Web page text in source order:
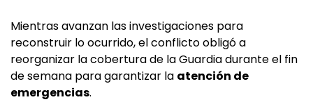
Mientras avanzan las investigaciones para
reconstruir lo ocurrido, el conflicto obligó a
reorganizar la cobertura de la Guardia durante el fin
de semana para garantizar la atención de
emergencias.